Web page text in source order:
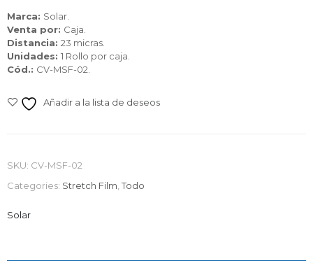
Marca: Solar.
Venta por: Caja.
Distancia: 23 micras.
Unidades: 1 Rollo por caja.
Cód.: CV-MSF-02.
Añadir a la lista de deseos
SKU: CV-MSF-02
Categories: Stretch Film ,Todo
Solar